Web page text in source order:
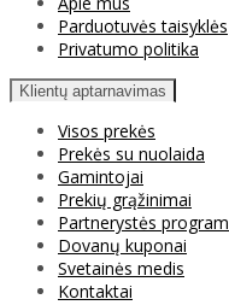
Parduotuvės taisyklės
Privatumo politika
Klientų aptarnavimas
Visos prekės
Prekės su nuolaida
Gamintojai
Prekių grąžinimai
Partnerystės
Dovanų kuponai
Svetainės medis
Kontaktai